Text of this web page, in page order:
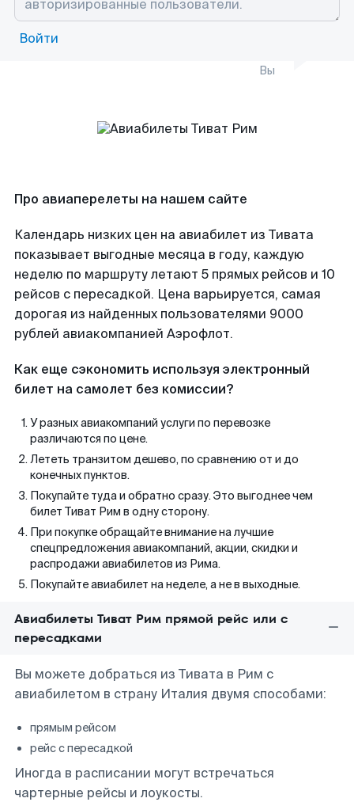
Войти
Вы
Про авиаперелеты на нашем сайте
Календарь низких цен на авиабилет из Тивата
показывает выгодные месяца в году, каждую
неделю по маршруту летают 5 прямых рейсов и 10
рейсов с пересадкой. Цена варьируется, самая
дорогая из найденных пользователями 9000
рублей авиакомпанией Аэрофлот.
Как еще сэкономить используя электронный
билет на самолет без комиссии?
У разных авиакомпаний услуги по перевозке
различаются по цене.
Лететь транзитом дешево, по сравнению от и до
конечных пунктов.
Покупайте туда и обратно сразу. Это выгоднее чем
билет Тиват Рим в одну сторону.
При покупке обращайте внимание на лучшие
спецпредложения авиакомпаний, акции, скидки и
распродажи авиабилетов из Рима.
Покупайте авиабилет на неделе, а не в выходные.
Авиабилеты Тиват Рим прямой рейс или с
пересадками
Вы можете добраться из Тивата в Рим с
авиабилетом в страну Италия двумя способами:
прямым рейсом
рейс с пересадкой
Иногда в расписании могут встречаться
чартерные рейсы и лоукосты.